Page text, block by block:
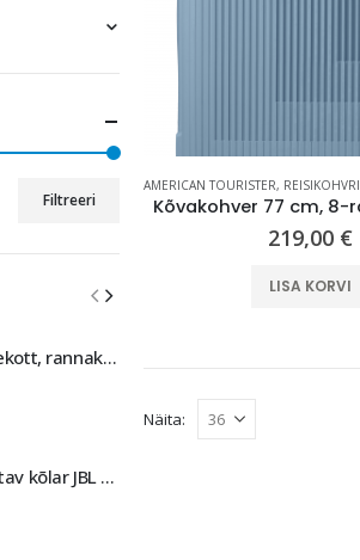
AMERICAN TOURISTER,
219,00 €
LISA KORVI
Näita:
Filtreeri
LOQI kandekott, rannakott, reisikott, Estravel Beach Bag
Kaasaskantav kõlar JBL Clip 5, IP67, valge